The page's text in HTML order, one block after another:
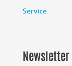
Service
Newsletter